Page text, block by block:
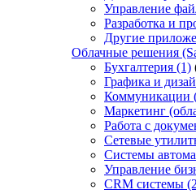
Управление
Разработка и
Другие
Облачные решения
Бухгалтерия (1)
Графика и
Коммуникации
Маркетинг
Работа с
Сетевые
Системы
Управление
CRM системы